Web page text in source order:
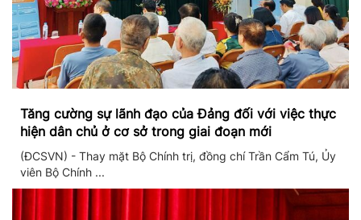
Tăng cường sự lãnh đạo của Đảng đối với việc thực
hiện dân chủ ở cơ sở trong giai đoạn mới
(ĐCSVN) - Thay mặt Bộ Chính trị, đồng chí Trần Cẩm Tú, Ủy
viên Bộ Chính ...